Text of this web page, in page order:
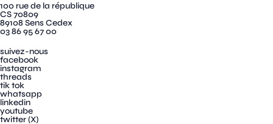
100 rue de la république
CS 70809
89108 Sens Cedex
03 86 95 67 00
suivez-nous
facebook
instagram
threads
tik tok
whatsapp
linkedin
youtube
twitter (X)